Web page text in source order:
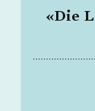
«Die